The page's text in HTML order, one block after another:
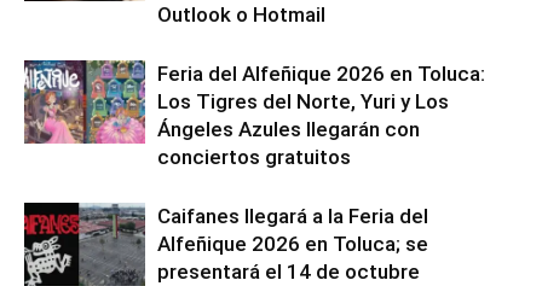
Outlook o Hotmail
Feria del Alfeñique 2026 en Toluca:
Los Tigres del Norte, Yuri y Los
Ángeles Azules llegarán con
conciertos gratuitos
Caifanes llegará a la Feria del
Alfeñique 2026 en Toluca; se
presentará el 14 de octubre